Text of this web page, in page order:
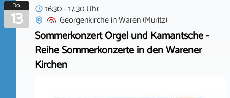
Do.
13
16:30 - 17:30 Uhr
GeorgenkircheinWaren (Müritz)
Sommerkonzert Orgel und Kamantsche -
Reihe Sommerkonzerte in den Warener
Kirchen